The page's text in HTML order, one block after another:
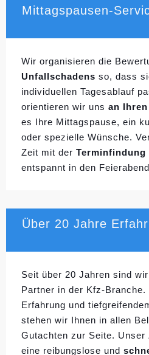
Mittagspausen-
Wir organisieren die
Unfallschadens so, dass
individuellen Tagesablauf
orientieren wir uns an
es Ihre Mittagspause, ein
oder spezielle Wünsche.
Zeit mit der Terminfindung
entspannt in den
Über 20 Jahre
Seit über 20 Jahren sind
Partner in der Kfz-
Erfahrung und
stehen wir Ihnen in allen
Gutachten zur Seite. Unser
eine reibungslose und